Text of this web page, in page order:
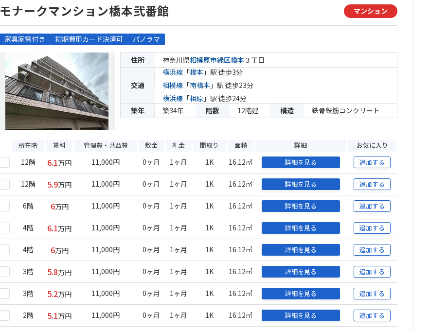
モナークマンション橋本弐番館 マンション
家具家電付き 初期費用カード決済可 パノラマ
住所 神奈川県相模原市緑区橋本 ３丁目
交通
横浜線 「橋本 」駅 徒歩3分
相模線 「南橋本 」駅 徒歩23分
横浜線 「相原 」駅 徒歩24分
築年
築34年 階数 12階建 構造 鉄骨鉄筋コンクリート
所在階 賃料 管理費・共益費 敷金 礼金 間取り 面積 詳細 お気に入り
12階 6.1万円 11,000円 0ヶ月 1ヶ月 1K 16.12㎡ 詳細を見る 追加する
12階 5.9万円 11,000円 0ヶ月 1ヶ月 1K 16.12㎡ 詳細を見る 追加する
6階 6万円 11,000円 0ヶ月 1ヶ月 1K 16.12㎡ 詳細を見る 追加する
4階 6.1万円 11,000円 0ヶ月 1ヶ月 1K 16.12㎡ 詳細を見る 追加する
4階 6万円 11,000円 0ヶ月 1ヶ月 1K 16.12㎡ 詳細を見る 追加する
3階 5.8万円 11,000円 0ヶ月 1ヶ月 1K 16.12㎡ 詳細を見る 追加する
3階 5.2万円 11,000円 0ヶ月 1ヶ月 1K 16.12㎡ 詳細を見る 追加する
2階 5.1万円 11,000円 0ヶ月 1ヶ月 1K 16.12㎡ 詳細を見る 追加する